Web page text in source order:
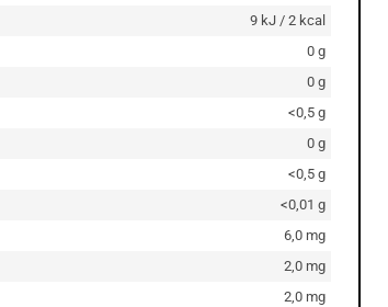
9 kJ / 2 kcal
0 g
0 g
<0,5 g
0 g
<0,5 g
<0,01 g
6,0 mg
2,0 mg
2,0 mg